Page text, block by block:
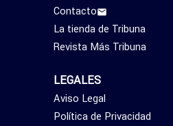
Contacto
La tienda de Tribuna
Revista Más Tribuna
LEGALES
Aviso Legal
Política de Privacidad